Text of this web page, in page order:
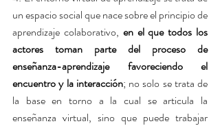
un espacio social que nace sobre el principio de
aprendizaje colaborativo, en el que todos los
actores toman parte del proceso de
enseñanza-aprendizaje favoreciendo el
encuentro y la interacción; no solo se trata de
la base en torno a la cual se articula la
enseñanza virtual, sino que puede trabajar